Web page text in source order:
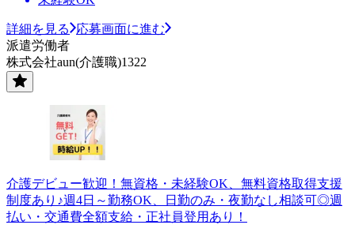
詳細を見る
応募画面に進む
派遣労働者
株式会社aun(介護職)1322
介護デビュー歓迎！無資格・未経験OK、無料資格取得支援
制度あり♪週4日～勤務OK、日勤のみ・夜勤なし相談可◎週
払い・交通費全額支給・正社員登用あり！